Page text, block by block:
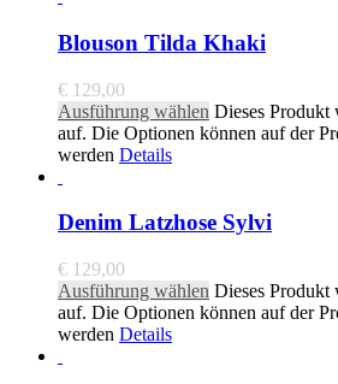
Blouson Tilda Khaki
€ 129,00
Ausführung wählen Dieses Produkt
auf. Die Optionen können auf der
werden Details
Denim Latzhose Sylvi
€ 129,00
Ausführung wählen Dieses Produkt
auf. Die Optionen können auf der
werden Details